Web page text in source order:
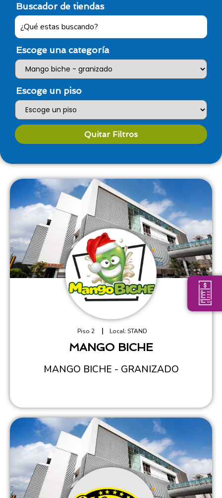
Buscador de tiendas
Escoge una categoría
Escoge un piso
Quitar Filtros
Piso 2 Local:STAND
MANGO BICHE
MANGO BICHE - GRANIZADO